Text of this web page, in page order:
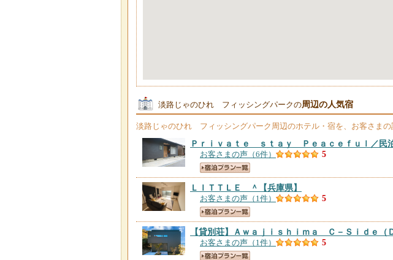
淡路じゃのひれ フィッシングパークの周辺の人気宿
淡路じゃのひれ フィッシングパーク 周辺のホテル・宿を、お客さま
Ｐｒｉｖａｔｅ ｓｔａｙ Ｐｅａｃｅｆｕｌ／民
お客さまの声（6件） 5
ＬＩＴＴＬＥ ＾ 【兵庫県】
お客さまの声（1件） 5
【貸別荘】Ａｗａｊｉｓｈｉｍａ Ｃ－Ｓｉｄｅ
お客さまの声（1件） 5